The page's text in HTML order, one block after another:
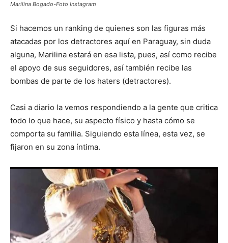
Marilina Bogado-Foto Instagram
Si hacemos un ranking de quienes son las figuras más
atacadas por los detractores aquí en Paraguay, sin duda
alguna, Marilina estará en esa lista, pues, así como recibe
el apoyo de sus seguidores, así también recibe las
bombas de parte de los haters (detractores).
Casi a diario la vemos respondiendo a la gente que critica
todo lo que hace, su aspecto físico y hasta cómo se
comporta su familia. Siguiendo esta línea, esta vez, se
fijaron en su zona íntima.